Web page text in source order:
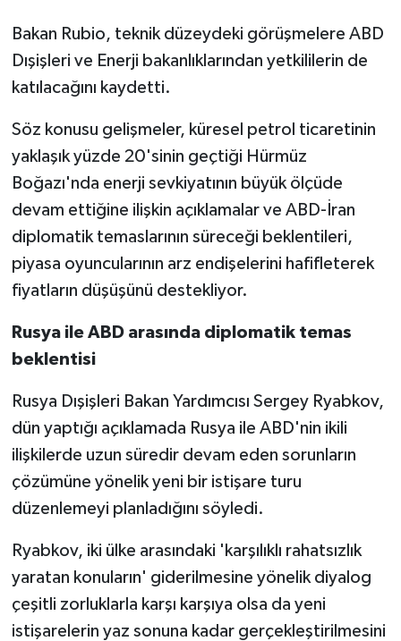
Bakan Rubio, teknik düzeydeki görüşmelere ABD
Dışişleri ve Enerji bakanlıklarından yetkililerin de
katılacağını kaydetti.
Söz konusu gelişmeler, küresel petrol ticaretinin
yaklaşık yüzde 20'sinin geçtiği Hürmüz
Boğazı'nda enerji sevkiyatının büyük ölçüde
devam ettiğine ilişkin açıklamalar ve ABD-İran
diplomatik temaslarının süreceği beklentileri,
piyasa oyuncularının arz endişelerini hafifleterek
fiyatların düşüşünü destekliyor.
Rusya ile ABD arasında diplomatik temas
beklentisi
Rusya Dışişleri Bakan Yardımcısı Sergey Ryabkov,
dün yaptığı açıklamada Rusya ile ABD'nin ikili
ilişkilerde uzun süredir devam eden sorunların
çözümüne yönelik yeni bir istişare turu
düzenlemeyi planladığını söyledi.
Ryabkov, iki ülke arasındaki 'karşılıklı rahatsızlık
yaratan konuların' giderilmesine yönelik diyalog
çeşitli zorluklarla karşı karşıya olsa da yeni
istişarelerin yaz sonuna kadar gerçekleştirilmesini